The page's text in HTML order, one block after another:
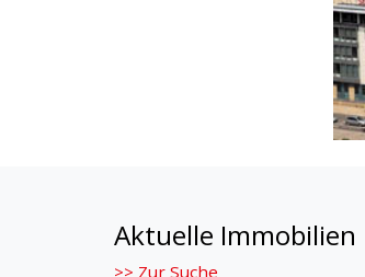
Aktuelle Immobilien
>> Zur Suche